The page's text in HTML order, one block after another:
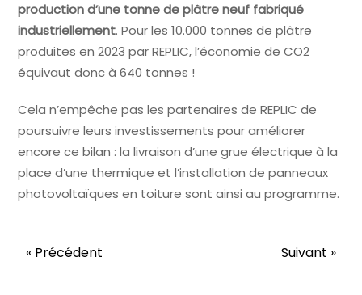
production d’une tonne de plâtre neuf fabriqué
industriellement. Pour les 10.000 tonnes de plâtre
produites en 2023 par REPLIC, l’économie de CO2
équivaut donc à 640 tonnes !
Cela n’empêche pas les partenaires de REPLIC de
poursuivre leurs investissements pour améliorer
encore ce bilan : la livraison d’une grue électrique à la
place d’une thermique et l’installation de panneaux
photovoltaïques en toiture sont ainsi au programme.
« Précédent Suivant »